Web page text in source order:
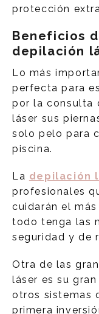
protección
Beneficios
depilación
Lo más
perfecta para
por la consulta
láser sus
solo pelo para
piscina.
La depilación
profesionales
cuidarán el
todo tenga las
seguridad y de
Otra de las
láser es su
otros sistemas
primera